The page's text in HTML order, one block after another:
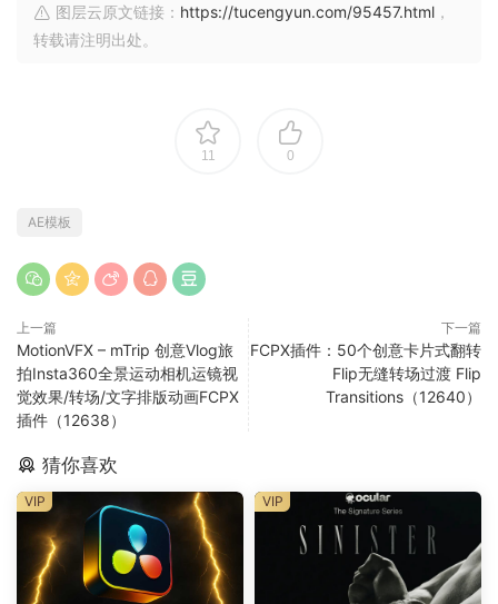
图层云原文链接： https://tucengyun.com/95457.html ，
转载请注明出处。
11 0
AE模板
上一篇
MotionVFX – mTrip 创意Vlog旅
拍Insta360全景运动相机运镜视
觉效果/转场/文字排版动画FCPX
插件（12638）
下一篇
FCPX插件：50个创意卡片式翻转
Flip无缝转场过渡 Flip
Transitions（12640）
猜你喜欢
VIP VIP